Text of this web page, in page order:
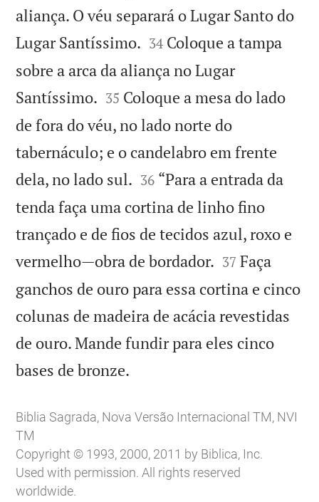
aliança. O véu separará o Lugar Santo do
Lugar Santíssimo. 

34 Coloque a tampa
sobre a arca da aliança no Lugar
Santíssimo. 

35 Coloque a mesa do lado
de fora do véu, no lado norte do
tabernáculo; e o candelabro em frente
dela, no lado sul. 

36 “Para a entrada da
tenda faça uma cortina de linho fino
trançado e de fios de tecidos azul, roxo e
vermelho—obra de bordador. 

37 Faça
ganchos de ouro para essa cortina e cinco
colunas de madeira de acácia revestidas
de ouro. Mande fundir para eles cinco
bases de bronze.
Biblia Sagrada, Nova Versão Internacional TM, NVI
TM
Copyright © 1993, 2000, 2011 by Biblica, Inc.
Used with permission. All rights reserved
worldwide.